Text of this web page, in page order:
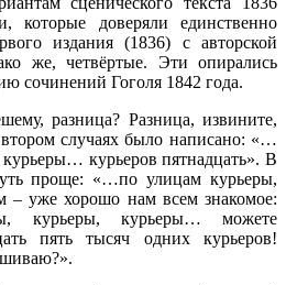
которые доверяли единственно
издания (1836) с авторской
же, четвёртые. Эти опирались
сочинений Гоголя 1842 года.
разница? Разница, извините,
случаях было написано: «…
курьеров пятнадцать». В
проще: «…по улицам курьеры,
– уже хорошо нам всем знакомое:
курьеры, курьеры… можете
пять тысяч одних курьеров!